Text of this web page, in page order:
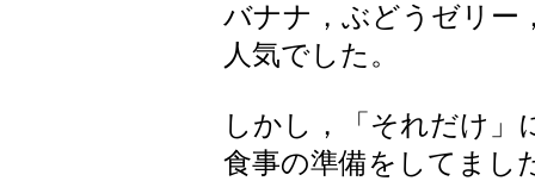
バナナ，ぶどうゼリー
人気でした。
しかし，「それだけ」
食事の準備をしてまし